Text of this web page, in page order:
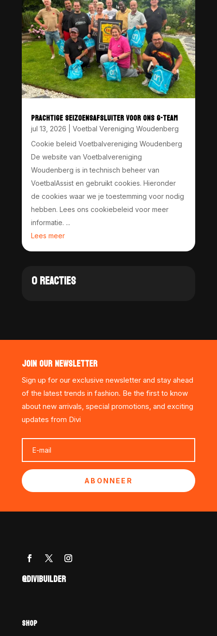
PRACHTIGE SEIZOENSAFSLUITER VOOR ONS G-TEAM
jul 13, 2026
Voetbal Vereniging Woudenberg
Cookie beleid Voetbalvereniging Woudenberg
De website van Voetbalvereniging
Woudenberg is in technisch beheer van
VoetbalAssist en gebruikt cookies. Hieronder
de cookies waar we je toestemming voor nodig
hebben. Lees ons cookiebeleid voor meer
informatie. ...
Lees meer
0 REACTIES
JOIN OUR NEWSLETTER
Sign up for our exclusive newsletter and stay ahead
of the latest trends in fashion. Be the first to know
about new arrivals, special promotions, and exciting
updates from Divi
ABONNEER
@DIVIBUILDER
SHOP